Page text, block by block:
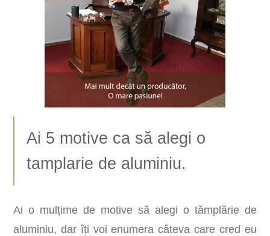
Ai 5 motive ca să alegi o
tamplarie de aluminiu.
Ai o mulțime de motive să alegi o tămplărie de
aluminiu, dar îți voi enumera câteva care cred eu